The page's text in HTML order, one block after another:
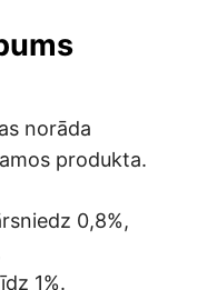
norāda
produkta.
0,8%,
1%.